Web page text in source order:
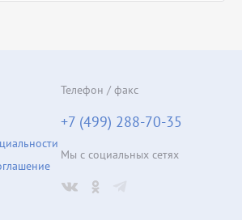
Телефон / факс
+7 (499) 288-70-35
Мы с социальных сетях